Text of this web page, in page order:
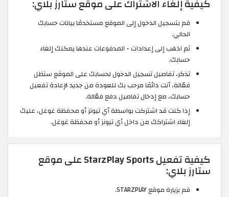
كيفية إلغاء الاشتراك على موقع ستارز بلاي:
قم بتسجيل الدخول إلى الموقع مستخدمًا بيانات حسابك
الحالي.
ثم اذهب إلى إعدادات - المدفوعات عندها يمكنك إلغاء
حسابك.
تذكر، تفاصيل تسجيل الدخول لحسابك على الموقع ستظل
فعّالة، أنت دائمًا مرحب بك للعودة من جديد لإعادة تفعيل
حسابك، مع إدخال تفاصيل دفع فعّالة.
إذا كنت قد اشتركت بواسطة أي تيونز أو محفظة غوغل، عليك
إلغاء اشتراكك من داخل أي تيونز أو محفظة غوغل.
كيفية تفعيل StarzPlay Sports على موقع
ستارز بلاي:
قم بزيارة موقع STARZPLAY.